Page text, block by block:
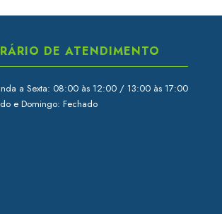
DE ATENDIMENTO
a Sexta: 08:00 às 12:00 / 13:00 às 17:00
e Domingo: Fechado